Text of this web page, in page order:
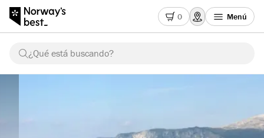
0 Menú
¿Qué está buscando?